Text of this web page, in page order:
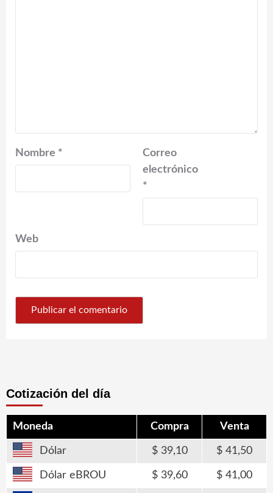
Nombre *
Correo
electrónico
*
Web
Cotización del día
Moneda Compra Venta
Dólar 39,10 41,50
Dólar eBROU 39,60 41,00